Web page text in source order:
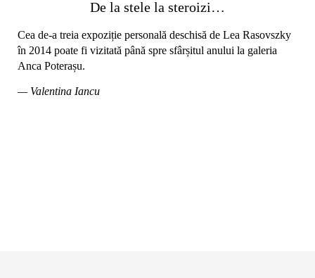
De la stele la steroizi…
Cea de-a treia expoziție personală deschisă de Lea Rasovszky
în 2014 poate fi vizitată până spre sfârșitul anului la galeria
Anca Poterașu.
— Valentina Iancu